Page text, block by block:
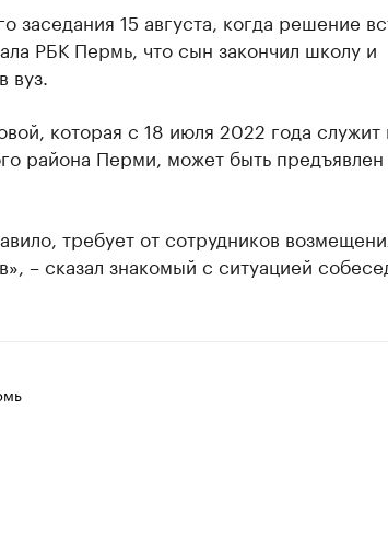
заседания 15 августа, когда решение
РБК Пермь, что сын закончил школу и
вуз.
которая с 18 июля 2022 года служит
района Перми, может быть предъявлен
требует от сотрудников
– сказал знакомый с ситуацией